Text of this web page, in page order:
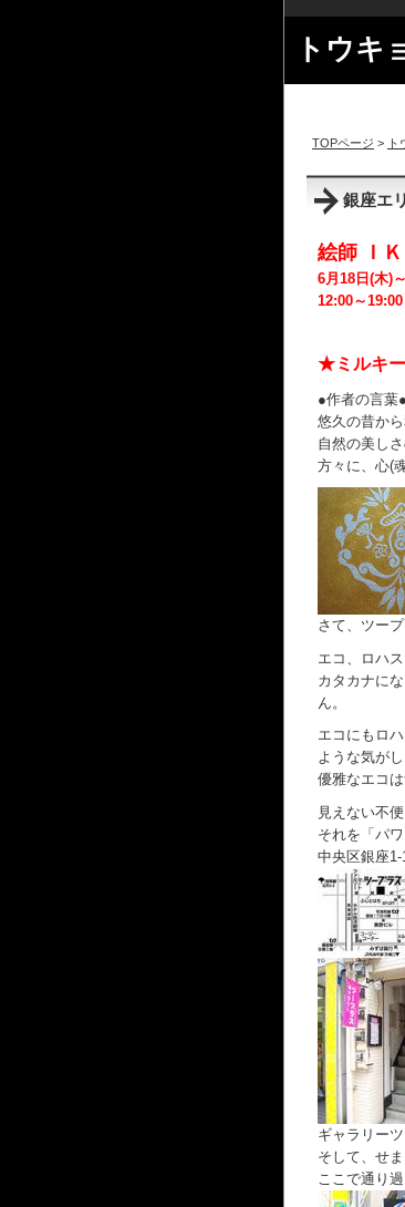
トウキ
TOPページ >
銀座エ
絵師 Ｉ
6月18日(木)
12:00～
★ミルキー
●作者の言葉●
悠久の昔か
自然の美し
方々に、心(
さて、ツー
エコ、ロハ
カタカナに
ん。
エコにもロ
ような気がし
優雅なエコ
見えない不
それを「パ
中央区銀座
ギャラリー
そして、せ
ここで通り